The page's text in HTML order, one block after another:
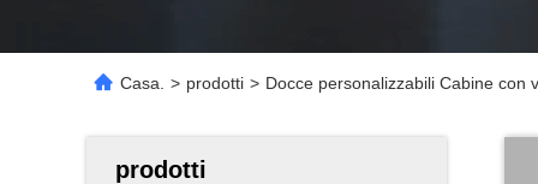
Casa. > prodotti > Docce personalizzabili Cabine con
prodotti